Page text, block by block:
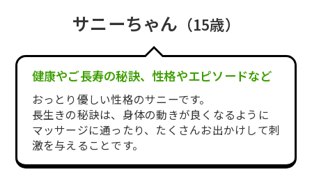
サニーちゃん （15歳）
健康やご長寿の秘訣、性格やエピソードなど
おっとり優しい性格のサニーです。
長生きの秘訣は、身体の動きが良くなるように
マッサージに通ったり、たくさんお出かけして刺
激を与えることです。